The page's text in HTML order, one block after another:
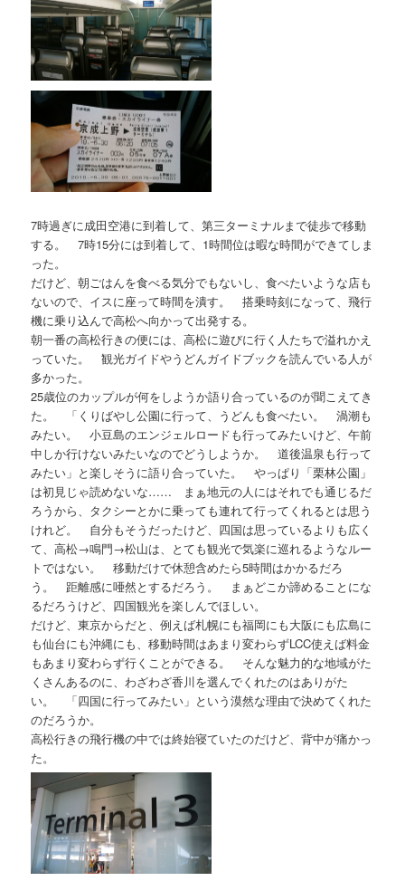
7時過ぎに成田空港に到着して、第三ターミナルまで徒歩で移動
する。 7時15分には到着して、1時間位は暇な時間ができてしま
った。
だけど、朝ごはんを食べる気分でもないし、食べたいような店も
ないので、イスに座って時間を潰す。 搭乗時刻になって、飛行
機に乗り込んで高松へ向かって出発する。
朝一番の高松行きの便には、高松に遊びに行く人たちで溢れかえ
っていた。 観光ガイドやうどんガイドブックを読んでいる人が
多かった。
25歳位のカップルが何をしようか語り合っているのが聞こえてき
た。 「くりばやし公園に行って、うどんも食べたい。 渦潮も
みたい。 小豆島のエンジェルロードも行ってみたいけど、午前
中しか行けないみたいなのでどうしようか。 道後温泉も行って
みたい」と楽しそうに語り合っていた。 やっぱり「栗林公園」
は初見じゃ読めないな…… まぁ地元の人にはそれでも通じるだ
ろうから、タクシーとかに乗っても連れて行ってくれるとは思う
けれど。 自分もそうだったけど、四国は思っているよりも広く
て、高松→鳴門→松山は、とても観光で気楽に巡れるようなルー
トではない。 移動だけで休憩含めたら5時間はかかるだろ
う。 距離感に唖然とするだろう。 まぁどこか諦めることにな
るだろうけど、四国観光を楽しんでほしい。
だけど、東京からだと、例えば札幌にも福岡にも大阪にも広島に
も仙台にも沖縄にも、移動時間はあまり変わらずLCC使えば料金
もあまり変わらず行くことができる。 そんな魅力的な地域がた
くさんあるのに、わざわざ香川を選んでくれたのはありがた
い。 「四国に行ってみたい」という漠然な理由で決めてくれた
のだろうか。
高松行きの飛行機の中では終始寝ていたのだけど、背中が痛かっ
た。